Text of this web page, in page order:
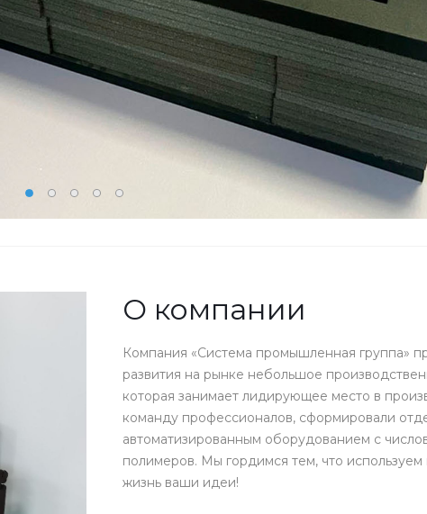
О компании
Компания «Система промышленная группа»
развития на рынке небольшое
которая занимает лидирующее место в
команду профессионалов, сформировали
автоматизированным оборудованием с
полимеров. Мы гордимся тем, что
жизнь ваши идеи!